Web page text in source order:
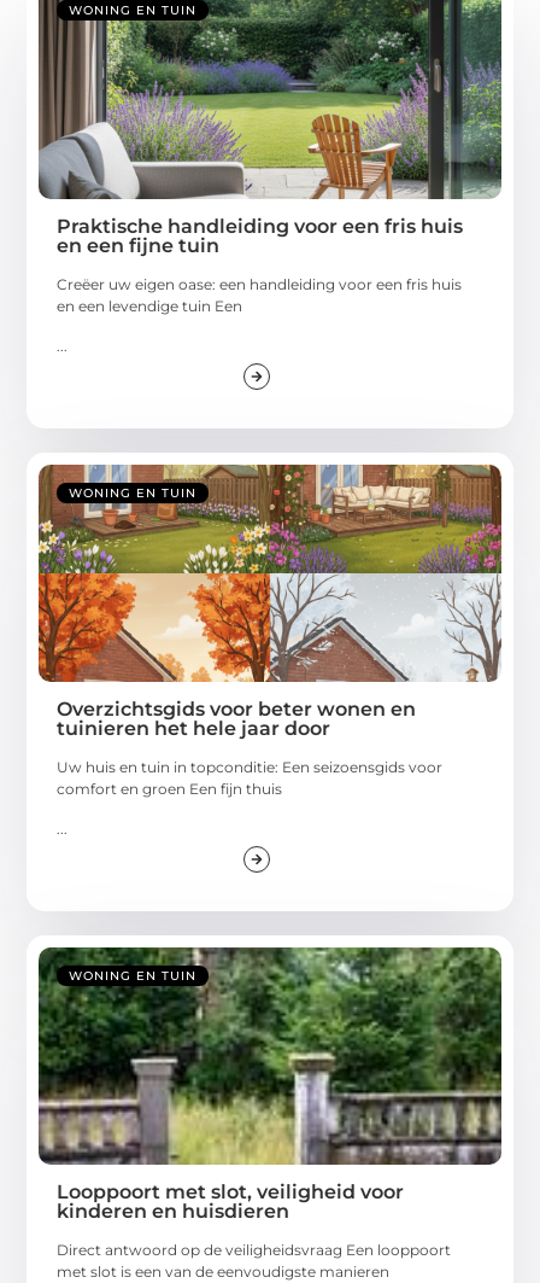
WONING EN TUIN
Praktische handleiding voor een fris huis
en een fijne tuin
Creëer uw eigen oase: een handleiding voor een fris huis
en een levendige tuin Een
WONING EN TUIN
Overzichtsgids voor beter wonen en
tuinieren het hele jaar door
Uw huis en tuin in topconditie: Een seizoensgids voor
comfort en groen Een fijn thuis
WONING EN TUIN
Looppoort met slot, veiligheid voor
kinderen en huisdieren
Direct antwoord op de veiligheidsvraag Een looppoort
met slot is een van de eenvoudigste manieren